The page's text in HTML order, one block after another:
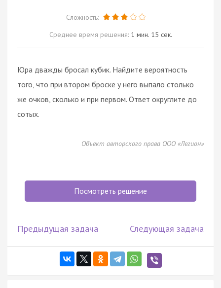
Сложность:
Среднее время решения: 1 мин. 15 сек.
Юра дважды бросал кубик. Найдите вероятность
того, что при втором броске у него выпало столько
же очков, сколько и при первом. Ответ округлите до
сотых.
Объект авторского права ООО «Легион»
Посмотреть решение
Предыдущая задача Следующая задача